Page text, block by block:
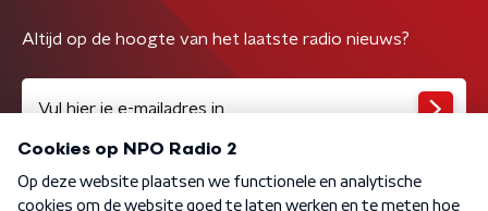
Altijd op de hoogte van het laatste radio nieuws?